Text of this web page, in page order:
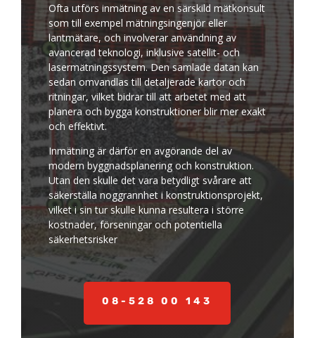
Ofta utförs inmätning av en särskild mätkonsult
som till exempel mätningsingenjör eller
lantmätare, och involverar användning av
avancerad teknologi, inklusive satellit- och
lasermätningssystem. Den samlade datan kan
sedan omvandlas till detaljerade kartor och
ritningar, vilket bidrar till att arbetet med att
planera och bygga konstruktioner blir mer exakt
och effektivt.
Inmätning är därför en avgörande del av
modern byggnadsplanering och konstruktion.
Utan den skulle det vara betydligt svårare att
säkerställa noggrannhet i konstruktionsprojekt,
vilket i sin tur skulle kunna resultera i större
kostnader, förseningar och potentiella
säkerhetsrisker
08-528 00 143